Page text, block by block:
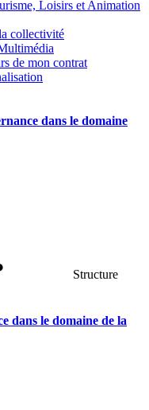
Loisirs et Animation
collectivité
de mon contrat
dans le domaine
Structure
dans le domaine de la